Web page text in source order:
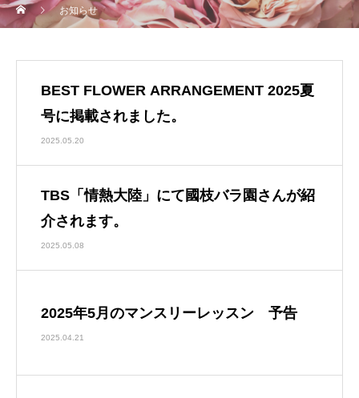
お知らせ
BEST FLOWER ARRANGEMENT 2025夏
号に掲載されました。
2025.05.20
TBS「情熱大陸」にて國枝バラ園さんが紹
介されます。
2025.05.08
2025年5月のマンスリーレッスン 予告
2025.04.21